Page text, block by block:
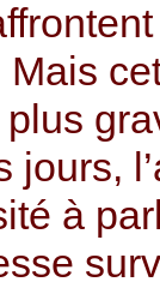
Mais
jours,
à